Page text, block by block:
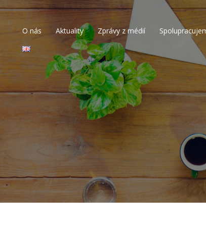
O nás Aktuality Zprávy z médií